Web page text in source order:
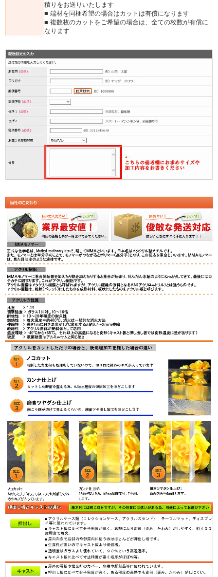
積りをお送りいたします
■ 端材を同梱希望の場合はカットは有償になります
■ 複数枚のカットをご希望の場合は、全ての枚数が有償に
なります